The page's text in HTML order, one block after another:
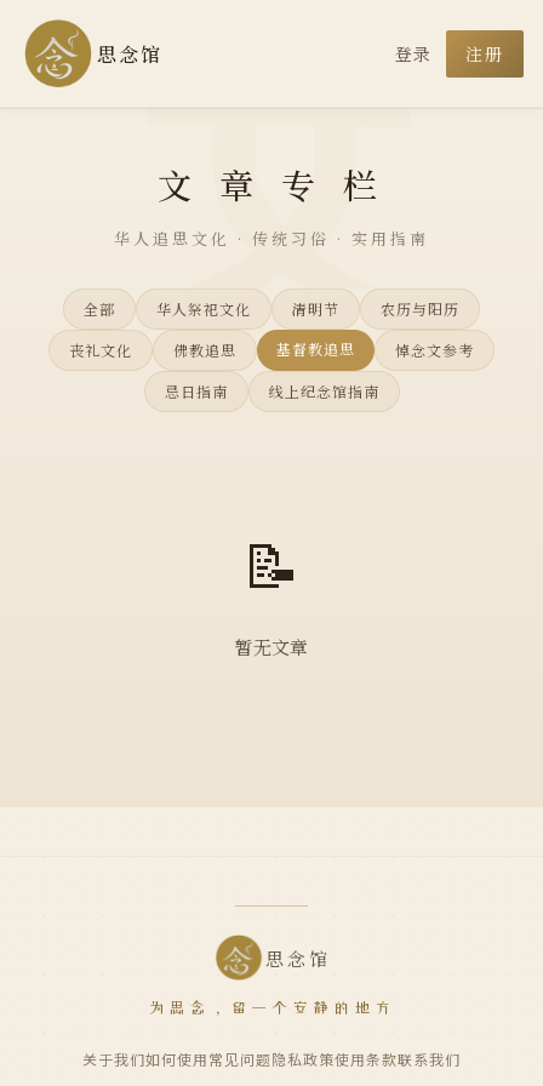
思念馆 登录 注册
文
文 章 专 栏
华人追思文化 · 传统习俗 · 实用指南
全部 华人祭祀文化 清明节
农历与阳历
丧礼文化
佛教追思 基督教追思
悼念文参考
忌日指南
线上纪念馆指南
📝
暂无文章
思念馆
为思念，留一个安静的地方
关于我们如何使用常见问题隐私政策使用条款联系我们